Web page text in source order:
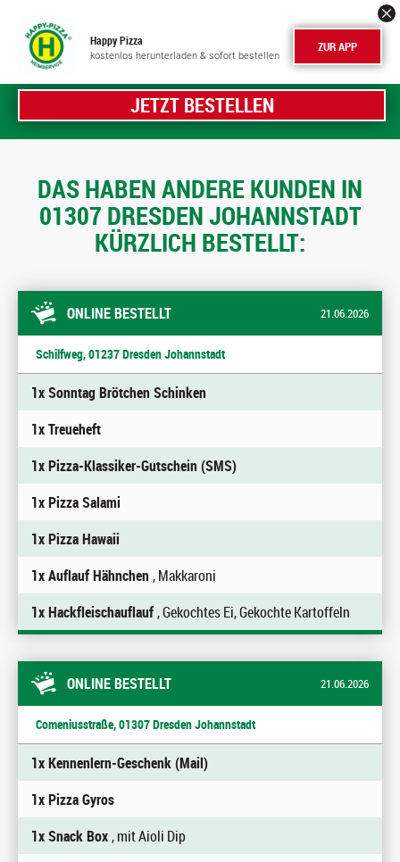
Happy Pizza
kostenlos herunterladen & sofort bestellen ZUR APP
JETZT BESTELLEN
DAS HABEN ANDERE KUNDEN IN
01307 DRESDEN JOHANNSTADT
KÜRZLICH BESTELLT:
ONLINE BESTELLT 21.06.2026
Schilfweg, 01237 Dresden Johannstadt
1x Sonntag Brötchen Schinken
1x Treueheft
1x Pizza-Klassiker-Gutschein (SMS)
1x Pizza Salami
1x Pizza Hawaii
1x Auflauf Hähnchen, Makkaroni
1x Hackfleischauflauf, Gekochtes Ei, Gekochte Kartoffeln
ONLINE BESTELLT 21.06.2026
Comeniusstraße, 01307 Dresden Johannstadt
1x Kennenlern-Geschenk (Mail)
1x Pizza Gyros
1x Snack Box, mit Aioli Dip